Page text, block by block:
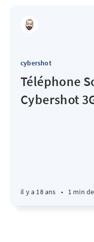
cybershot
Téléphone
Cybershot
il y a 18 ans • 1 min